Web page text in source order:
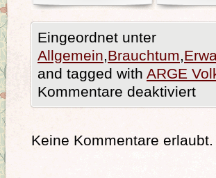
Eingeordnet unter
Allgemein,Brauchtum,
and tagged with ARGE
Kommentare deaktiviert
Keine Kommentare erlaubt.